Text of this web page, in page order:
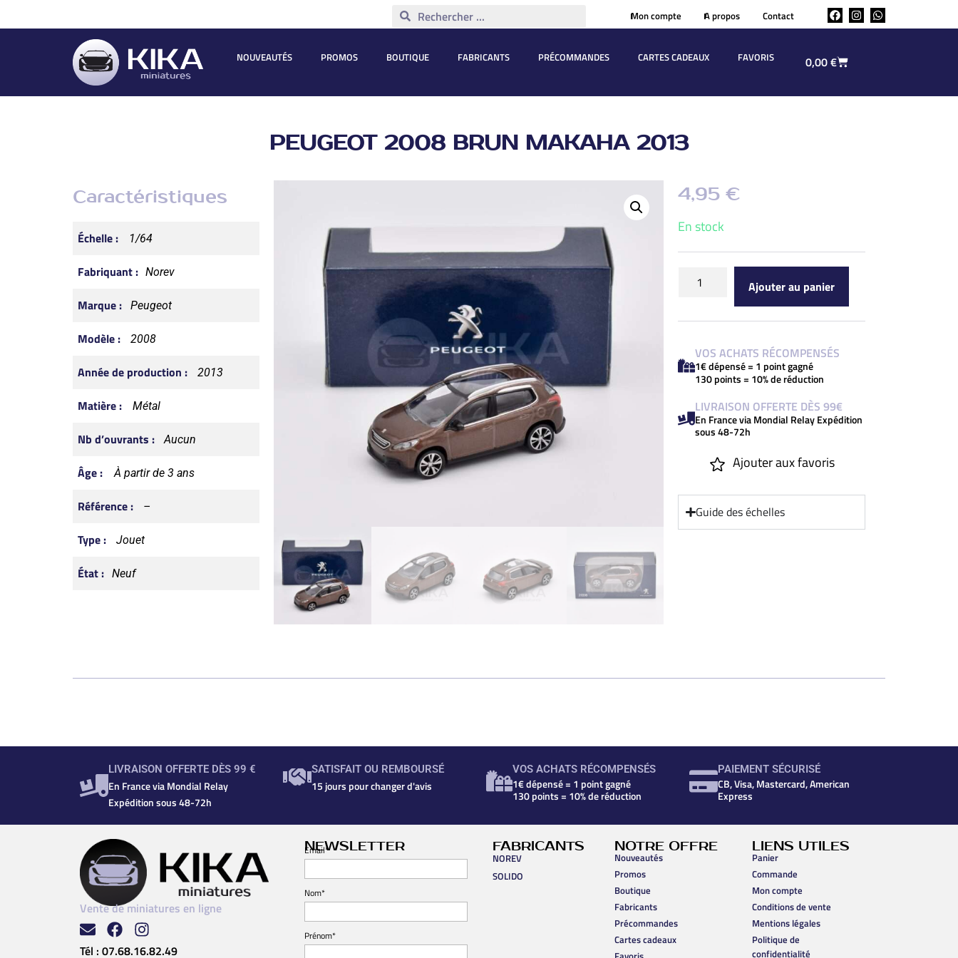
Mon compte A propos Contact
NOUVEAUTÉS PROMOS BOUTIQUE FABRICANTS PRÉCOMMANDES CARTES CADEAUX FAVORIS 0,00€
PEUGEOT 2008 BRUN MAKAHA 2013
Caractéristiques
Échelle : 1/64
Fabriquant : Norev
Marque : Peugeot
Modèle : 2008
Année de production : 2013
Matière : Métal
Nb d’ouvrants : Aucun
Âge : À partir de 3 ans
Référence : –
Type : Jouet
État : Neuf
4,95€
En stock
Ajouter au panier
VOS ACHATS RÉCOMPENSÉS
1€ dépensé = 1 point gagné
130 points = 10% de réduction
LIVRAISON OFFERTE DÈS 99€
En France via Mondial Relay Expédition
sous 48-72h
Ajouter aux favoris
Guide des échelles
LIVRAISON OFFERTE DÈS 99 €
En France via Mondial Relay
Expédition sous 48-72h
SATISFAIT OU REMBOURSÉ
15 jours pour changer d'avis
VOS ACHATS RÉCOMPENSÉS
1€ dépensé = 1 point gagné
130 points = 10% de réduction
PAIEMENT SÉCURISÉ
CB, Visa, Mastercard, American
Express
Vente de miniatures en ligne
Tél : 07.68.16.82.49
NEWSLETTER
Email*
Nom*
Prénom*
FABRICANTS
NOREV
SOLIDO
NOTRE OFFRE
Nouveautés
Promos
Boutique
Fabricants
Précommandes
Cartes cadeaux
LIENS UTILES
Panier
Commande
Mon compte
Conditions de vente
Mentions légales
Politique de
confidentialité